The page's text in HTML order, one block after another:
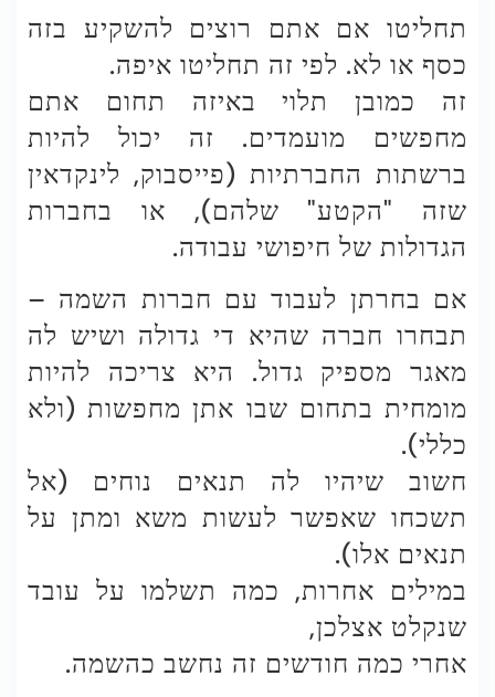
תחליטו אם אתם רוצים להשקיע בזה
כסף או לא. לפי זה תחליטו איפה.
זה כמובן תלוי באיזה תחום אתם
מחפשים מועמדים. זה יכול להיות
ברשתות החברתיות (פייסבוק, לינקדאין
שזה "הקטע" שלהם), או בחברות
הגדולות של חיפושי עבודה.
אם בחרתן לעבוד עם חברות השמה –
תבחרו חברה שהיא די גדולה ושיש לה
מאגר מספיק גדול. היא צריכה להיות
מומחית בתחום שבו אתן מחפשות (ולא
כללי).
חשוב שיהיו לה תנאים נוחים (אל
תשכחו שאפשר לעשות משא ומתן על
תנאים אלו).
במילים אחרות, כמה תשלמו על עובד
שנקלט אצלכן,
אחרי כמה חודשים זה נחשב כהשמה.